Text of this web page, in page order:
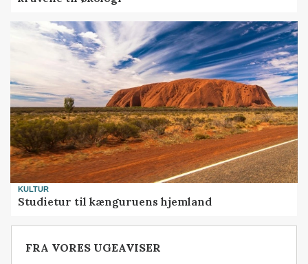
KULTUR
Studietur til kænguruens hjemland
FRA VORES UGEAVISER